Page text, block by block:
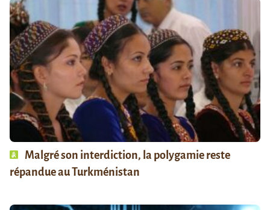
Malgré son interdiction, la polygamie reste
répandue au Turkménistan